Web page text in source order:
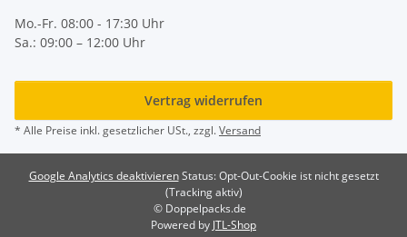
Mo.-Fr. 08:00 - 17:30 Uhr
Sa.: 09:00 – 12:00 Uhr
Vertrag widerrufen
* Alle Preise inkl. gesetzlicher USt., zzgl.Versand
Google Analytics deaktivieren Status: Opt-Out-Cookie ist nicht gesetzt
(Tracking aktiv)
© Doppelpacks.de
Powered by JTL-Shop